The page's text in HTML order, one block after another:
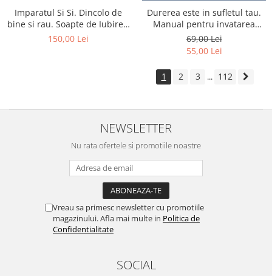
Imparatul Si Si. Dincolo de
bine si rau. Soapte de Iubire -
Invatatura tainica a Soarelui
150,00 Lei
Durerea este in sufletul tau.
Manual pentru invatarea
limbajului stresurilor Seria
Invata sa te Ierti Luule Viilma
69,00 Lei
55,00 Lei
1 2 3 ... 112
NEWSLETTER
Nu rata ofertele si promotiile noastre
Vreau sa primesc newsletter cu promotiile
magazinului. Afla mai multe in Politica de
Confidentialitate
SOCIAL